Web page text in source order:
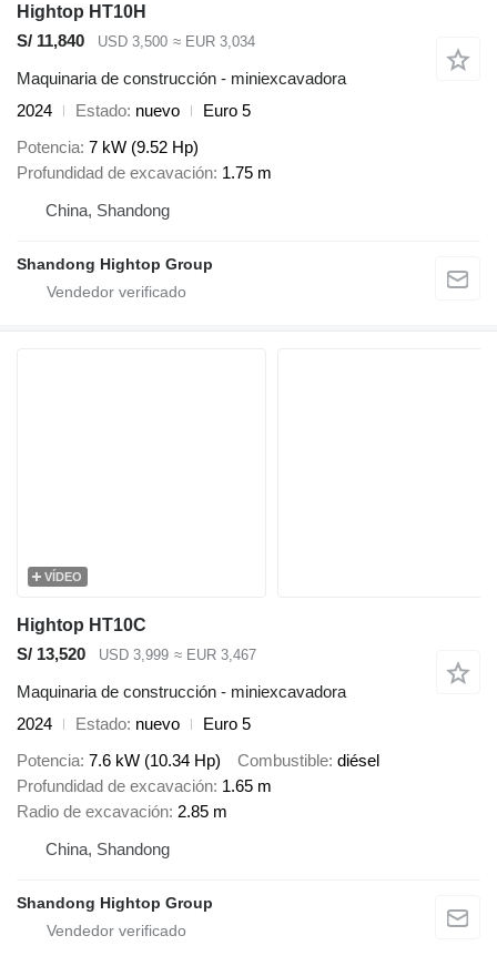
Hightop HT10H
S/ 11,840
USD 3,500 ≈ EUR 3,034
Maquinaria de construcción - miniexcavadora
2024
Estado nuevo
Euro 5
Potencia 7 kW (9.52 Hp)
Profundidad de excavación 1.75 m
China, Shandong
Shandong Hightop Group
VÍDEO
Hightop HT10C
S/ 13,520
USD 3,999 ≈ EUR 3,467
Maquinaria de construcción - miniexcavadora
2024
Estado nuevo
Euro 5
Potencia 7.6 kW (10.34 Hp) Combustible diésel
Profundidad de excavación 1.65 m
Radio de excavación 2.85 m
China, Shandong
Shandong Hightop Group